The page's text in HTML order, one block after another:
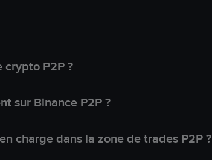
crypto P2P ?
sur Binance P2P ?
charge dans la zone de trades P2P ?